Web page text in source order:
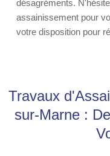
désagréments.
assainissement pour
votre disposition pour
Travaux
sur-Marne :